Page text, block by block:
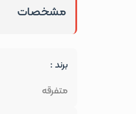
مشخصات
برند :
متفرقه